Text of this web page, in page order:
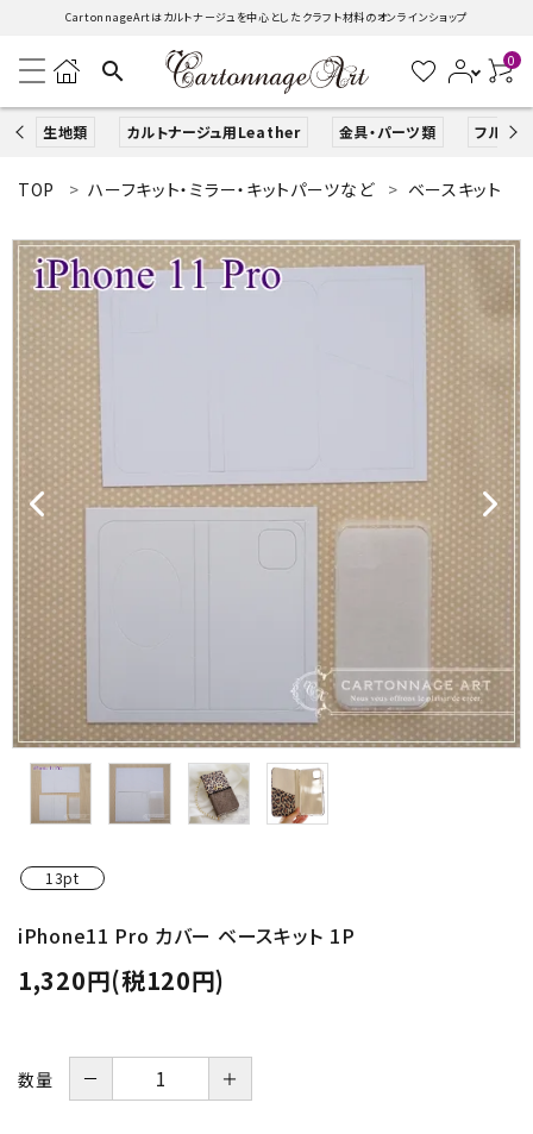
CartonnageArtはカルトナージュを中心としたクラフト材料のオンラインショップ
search 0
生地類 カルトナージュ用Leather 金具・パーツ類 フルキッ
search
ACCOUNT MENU
ようこそ ゲスト 様
ログイン
生地類
カルトナージュLeather用
金具・パーツ類
フルキット
Jolipapier
デコレーション材料
道具類
基本材料
グループ
お問い合わせ
TOP ハーフキット・ミラー・キットパーツなど ベースキット
13pt
iPhone11 Pro カバー ベースキット 1P
1,320円(税120円)
数量 － ＋